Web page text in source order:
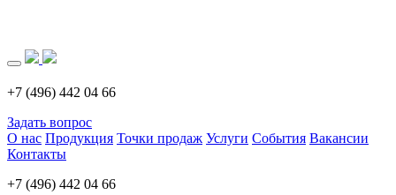
+7 (496) 442 04 66
Задать вопрос
О нас Продукция Точки продаж Услуги События Вакансии
Контакты
+7 (496) 442 04 66